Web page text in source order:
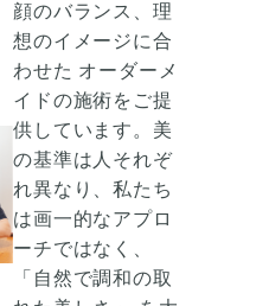
顔のバランス、理
想のイメージに合
わせた オーダーメ
イドの施術をご提
供しています。美
の基準は人それぞ
れ異なり、私たち
は画一的なアプロ
ーチではなく、
「自然で調和の取